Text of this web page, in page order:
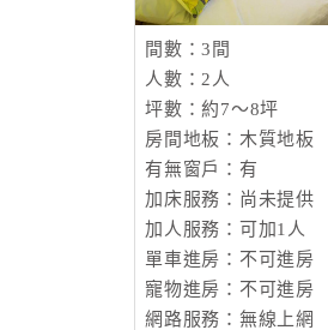
間數：3間
人數：2人
坪數：約7～8坪
房間地板：木質地板
有無窗戶：有
加床服務：尚未提供
加人服務：可加1人
單車進房：不可進房
寵物進房：不可進房
網路服務：無線上網